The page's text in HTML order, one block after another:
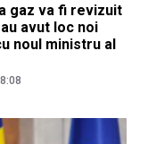
gaz va fi revizuit
avut loc noi
noul ministru al